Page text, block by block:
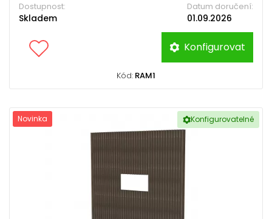
Dostupnost:
Skladem
Datum doručení:
01.09.2026
Konfigurovat
Kód: RAM1
Konfigurovatelné
Novinka